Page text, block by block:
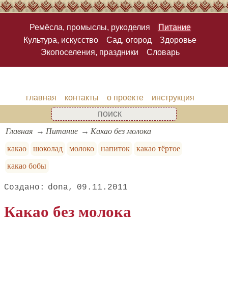
Ремёсла, промыслы, рукоделия
Питание
Культура, искусство
Сад, огород
Здоровье
Экопоселения, праздники
Словарь
главная контакты о проекте инструкция
Главная Питание
Какао без молока
какао
шоколад молоко напиток
какао тёртое
какао бобы
dona 09.11.2011
Какао без молока